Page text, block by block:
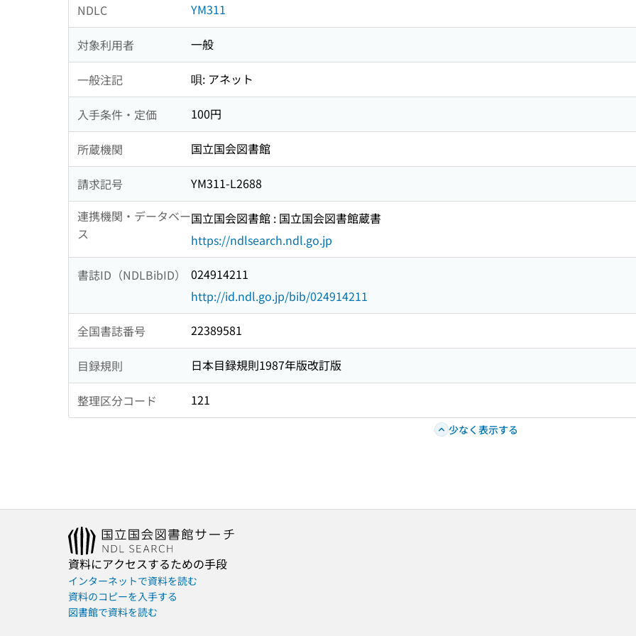
NDLC YM311
対象利用者 一般
一般注記 唄: アネット
入手条件・定価 100円
所蔵機関 国立国会図書館
請求記号
YM311-L2688
連携機関・データベー
ス
国立国会図書館 : 国立国会図書館蔵書
https://ndlsearch.ndl.go.jp
書誌ID（NDLBibID）
024914211
http://id.ndl.go.jp/bib/024914211
全国書誌番号 22389581
目録規則 日本目録規則1987年版改訂版
整理区分コード 121
少なく表示する
資料にアクセスするための手段
インターネットで資料を読む
資料のコピーを入手する
図書館で資料を読む